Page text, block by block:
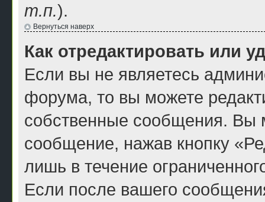
т.п.).
Вернуться наверх
Как отредактировать или
Если вы не являетесь
форума, то вы можете
собственные сообщения. Вы
сообщение, нажав кнопку
лишь в течение
Если после вашего